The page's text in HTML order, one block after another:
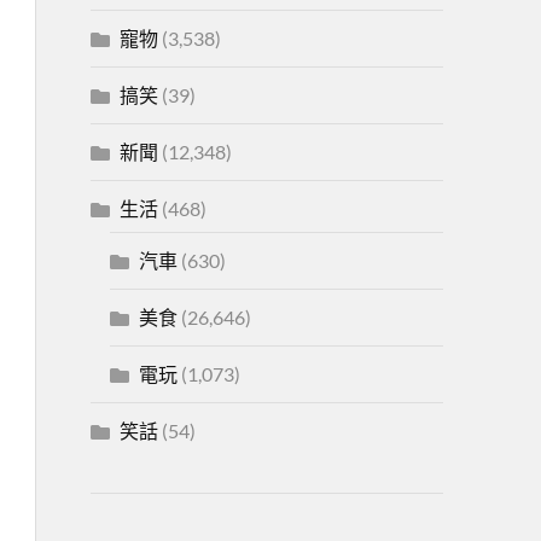
寵物(3,538)
搞笑(39)
新聞 (12,348)
生活(468)
汽車(630)
美食(26,646)
電玩(1,073)
笑話(54)